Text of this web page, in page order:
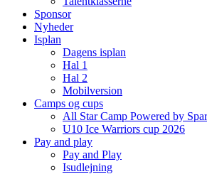
Sponsor
Nyheder
Isplan
Dagens isplan
Hal 1
Hal 2
Mobilversion
Camps og cups
All Star Camp Powered by
U10 Ice Warriors cup 2026
Pay and play
Pay and Play
Isudlejning